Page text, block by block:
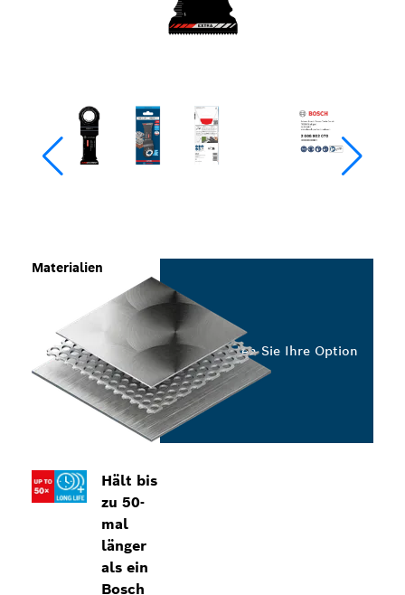
Hält bis
zu 50-
mal
länger
als ein
Bosch
Materialien
Wählen Sie Ihre Option